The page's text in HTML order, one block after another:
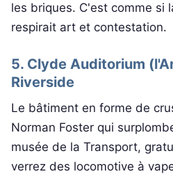
les briques. C'est comme si
respirait art et contestation.
5. Clyde Auditorium
Riverside
Le bâtiment en forme de
Norman Foster qui
musée de la Transport,
verrez des locomotive à